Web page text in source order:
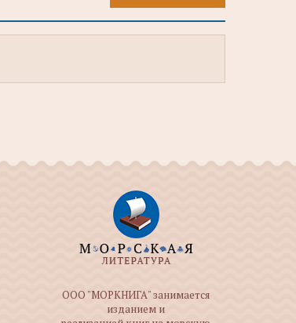
ООО "МОРКНИГА" занимается
изданием и